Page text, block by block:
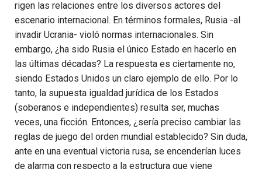
rigen las relaciones entre los diversos actores del
escenario internacional. En términos formales, Rusia -al
invadir Ucrania- violó normas internacionales. Sin
embargo, ¿ha sido Rusia el único Estado en hacerlo en
las últimas décadas? La respuesta es ciertamente no,
siendo Estados Unidos un claro ejemplo de ello. Por lo
tanto, la supuesta igualdad jurídica de los Estados
(soberanos e independientes) resulta ser, muchas
veces, una ficción. Entonces, ¿sería preciso cambiar las
reglas de juego del orden mundial establecido? Sin duda,
ante en una eventual victoria rusa, se encenderían luces
de alarma con respecto a la estructura que viene